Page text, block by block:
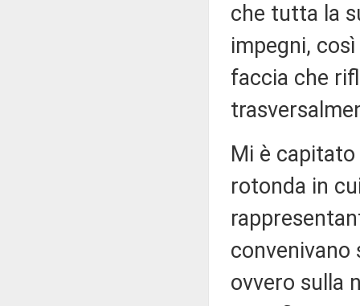
che tutta la
impegni,
faccia che
Mi è
rotonda in
convenivano
ovvero sulla